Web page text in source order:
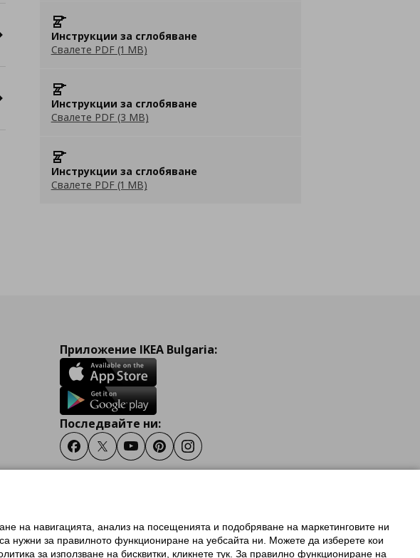
Инструкции за сглобяване
Свалете PDF (1 MB)
Инструкции за сглобяване
Свалете PDF (3 MB)
Инструкции за сглобяване
Свалете PDF (1 MB)
Приложение IKEA Bulgaria:
Последвайте ни:
FacebookTwitterYoutubePinterestInstagram
Условия за ползване на ikea.bg
условия на програма IKEA Family
на навигацията, анализ на посещенията и подобряване на маркетинговите ни
нужни за правилното функциониране на уебсайта ни. Можете да изберете кои
за използване на бисквитки, кликнете тук. За правилно функциониране на